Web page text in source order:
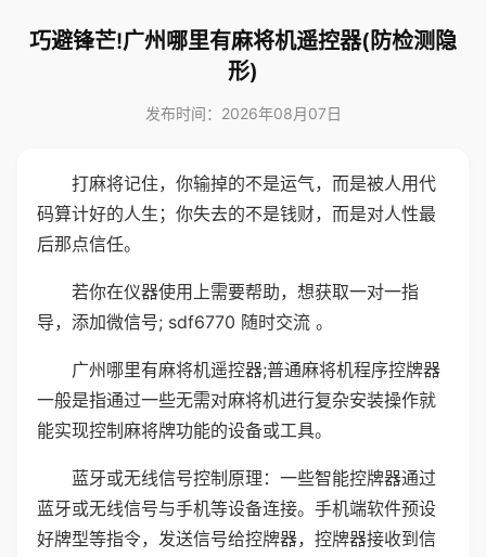
巧避锋芒!广州哪里有麻将机遥控器(防检测隐
形)
发布时间：2026年08月07日
打麻将记住，你输掉的不是运气，而是被人用代
码算计好的人生；你失去的不是钱财，而是对人性最
后那点信任。
若你在仪器使用上需要帮助，想获取一对一指
导，添加微信号; sdf6770 随时交流 。
广州哪里有麻将机遥控器;普通麻将机程序控牌器
一般是指通过一些无需对麻将机进行复杂安装操作就
能实现控制麻将牌功能的设备或工具。
蓝牙或无线信号控制原理：一些智能控牌器通过
蓝牙或无线信号与手机等设备连接。手机端软件预设
好牌型等指令，发送信号给控牌器，控牌器接收到信